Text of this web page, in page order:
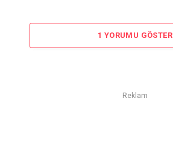
1 YORUMU GÖSTER
Reklam